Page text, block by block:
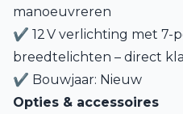
manoeuvreren
✔ 12 V verlichting met 7-
breedtelichten – direct
✔ Bouwjaar: Nieuw
Opties & accessoires